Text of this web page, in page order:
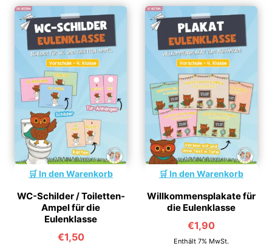
In den Warenkorb
WC-Schilder / Toiletten-
Ampel für die
Eulenklasse
€1,50
In den Warenkorb
Willkommensplakate für
die Eulenklasse
€1,90
Enthält 7% MwSt.